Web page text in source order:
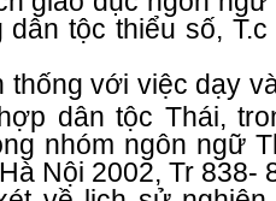
dân tộc thiểu số,
thống với việc dạy
dân tộc Thái,
nhóm ngôn ngữ
Nội 2002, Tr 838-